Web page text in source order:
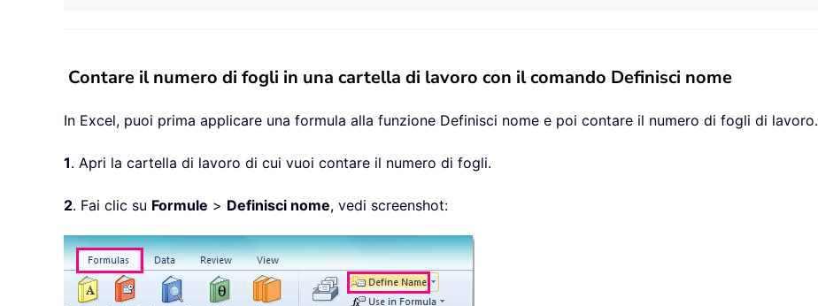
Contare il numero di fogli in una cartella di lavoro con il comando Definisci nome
In Excel, puoi prima applicare una formula alla funzione Definisci nome e poi contare il numero di fogli di lavoro.
1. Apri la cartella di lavoro di cui vuoi contare il numero di fogli.
2. Fai clic su Formule > Definisci nome, vedi screenshot: